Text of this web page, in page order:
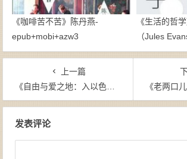
《咖啡苦不苦》陈丹燕-
epub+mobi+azw3
《生活的哲
（Jules
上一篇
《自由与爱之地：入以色列记》云也退-epub+mobi
《老两口儿的驼峰之旅
发表评论